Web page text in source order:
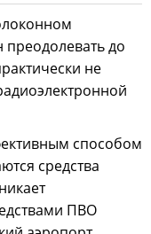
преодолевать до
не
способом
средства
ПВО